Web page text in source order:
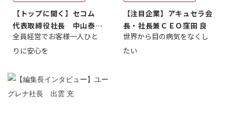
【トップに聞く】セコム
代表取締役社長 中山泰
男
全員経営でお客様一人ひと
りに安心を
【注目企業】アキュセラ会
長・社長兼ＣＥＯ窪田 良
世界から目の病気をなくし
たい